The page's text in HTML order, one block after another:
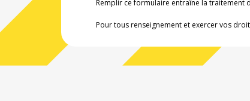
Remplir ce formulaire entraîne la traitement
Pour tous renseignement et exercer vos